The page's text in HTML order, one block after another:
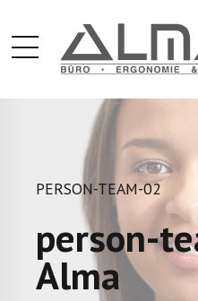
PERSON-TEAM-02
person-
Alma